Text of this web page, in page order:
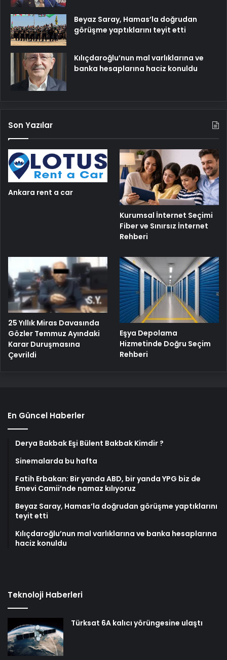
Beyaz Saray, Hamas’la doğrudan
görüşme yaptıklarını teyit etti
Kılıçdaroğlu’nun mal varlıklarına ve
banka hesaplarına haciz konuldu
Son Yazılar
Ankara rent a car
Kurumsal İnternet Seçimi
Fiber ve Sınırsız İnternet
Rehberi
25 Yıllık Miras Davasında
Gözler Temmuz Ayındaki
Karar Duruşmasına
Çevrildi
Eşya Depolama
Hizmetinde Doğru Seçim
Rehberi
En Güncel Haberler
Derya Bakbak Eşi Bülent Bakbak Kimdir ?
Sinemalarda bu hafta
Fatih Erbakan: Bir yanda ABD, bir yanda YPG biz de
Emevi Camii’nde namaz kılıyoruz
Beyaz Saray, Hamas’la doğrudan görüşme yaptıklarını
teyit etti
Kılıçdaroğlu’nun mal varlıklarına ve banka hesaplarına
haciz konuldu
Teknoloji Haberleri
Türksat 6A kalıcı yörüngesine ulaştı